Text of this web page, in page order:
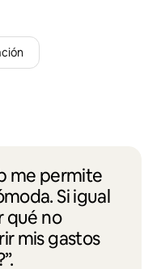
me permite
Si igual
qué no
mis gastos